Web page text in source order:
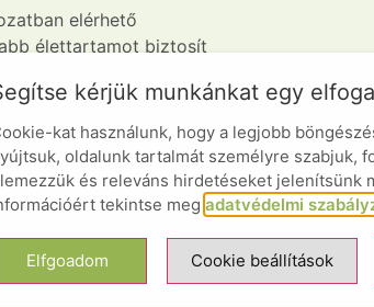
elérhető
élettartamot biztosít
nélkül
sem az embert nem zavarja
számára
kérjük munkánkat egy
kat használunk, hogy a legjobb
oldalunk tartalmát személyre szabjuk,
és releváns hirdetéseket jelenítsünk
tekintse meg adatvédelmi
Elfgoadom Cookie beállítások